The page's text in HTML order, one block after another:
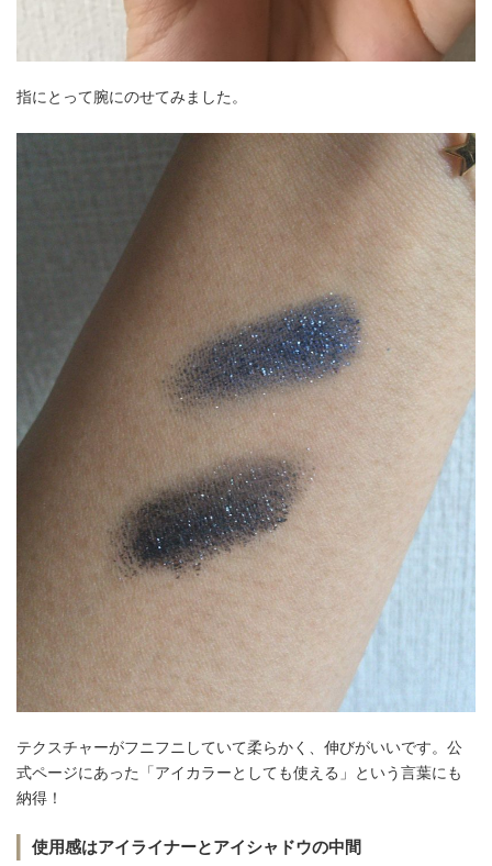
指にとって腕にのせてみました。
テクスチャーがフニフニしていて柔らかく、伸びがいいです。公
式ページにあった「アイカラーとしても使える」という言葉にも
納得！
使用感はアイライナーとアイシャドウの中間